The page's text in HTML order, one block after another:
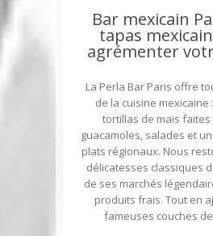
Bar mexicain
tapas
agrémenter
La Perla Bar Paris offre
de la cuisine mexicaine
tortillas de maïs faites
guacamoles, salades et
plats régionaux. Nous
délicatesses classiques
de ses marchés
produits frais. Tout en
fameuses couches